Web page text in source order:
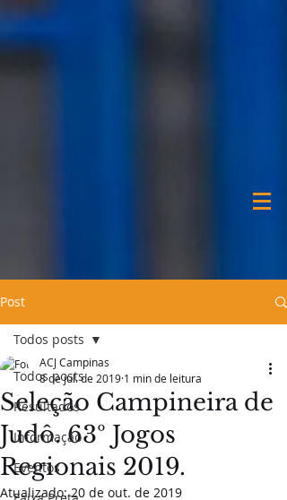
Post
Todos posts
Resultados
Informação
Eventos
Todos posts
Seleção Campineira de
Judô. 63º Jogos
Regionais 2019.
ACJ Campinas
8 de jul. de 2019 1 min de leitura
Atualizado:20 de out. de 2019